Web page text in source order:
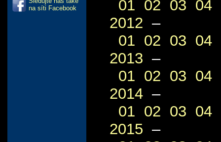
na síti Facebook
01 02 03 04
2012 –
01 02 03 04
2013 –
01 02 03 04
2014 –
01 02 03 04
2015 –